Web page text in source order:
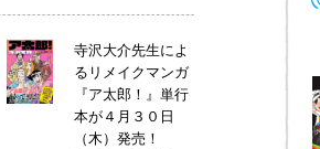
寺沢大介先生によ
るリメイクマンガ
『ア太郎！』単行
本が４月３０日
（木）発売！